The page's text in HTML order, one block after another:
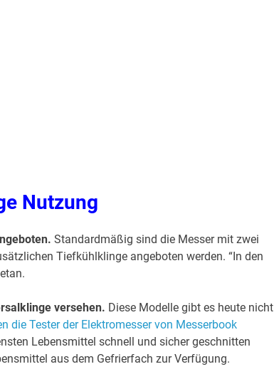
Nutzung
Standardmäßig sind die Messer mit zwei
Tiefkühlklinge angeboten werden. “In den
versehen. Diese Modelle gibt es heute nicht
die Tester der Elektromesser von Messerbook
Lebensmittel schnell und sicher geschnitten
aus dem Gefrierfach zur Verfügung.